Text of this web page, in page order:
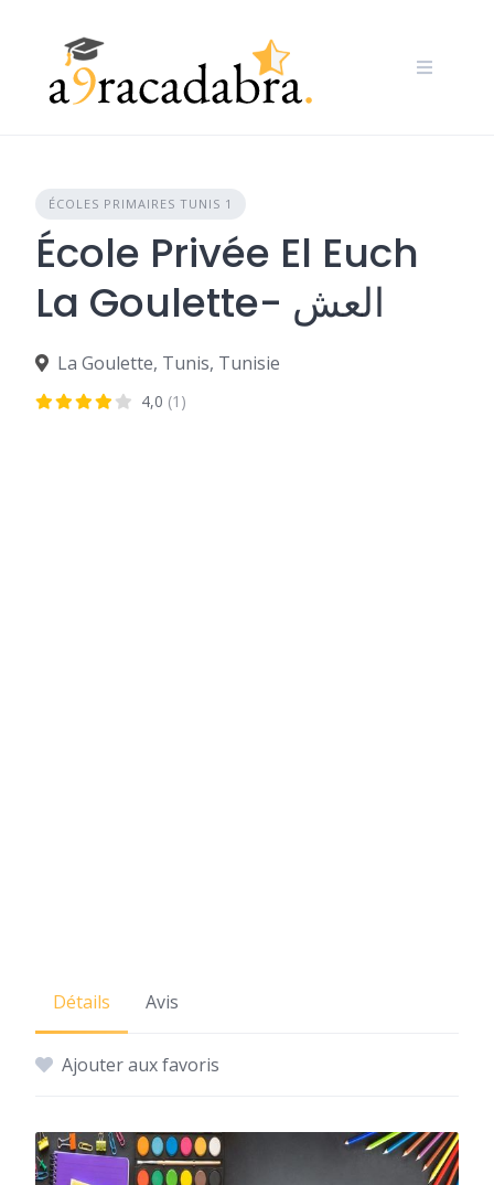
ÉCOLES PRIMAIRES TUNIS 1
École Privée El Euch
La Goulette- العش
La Goulette, Tunis, Tunisie
4,0 (1)
Détails Avis
Ajouter aux favoris